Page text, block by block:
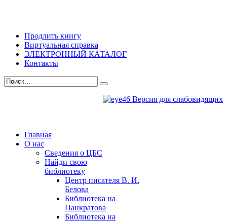
Продлить книгу
Виртуальная справка
ЭЛЕКТРОННЫЙ КАТАЛОГ
Контакты
Версия для слабовидящих
Главная
О нас
Сведения о ЦБС
Найди свою
библиотеку
Центр писателя В. И.
Белова
Библиотека на
Панкратова
Библиотека на